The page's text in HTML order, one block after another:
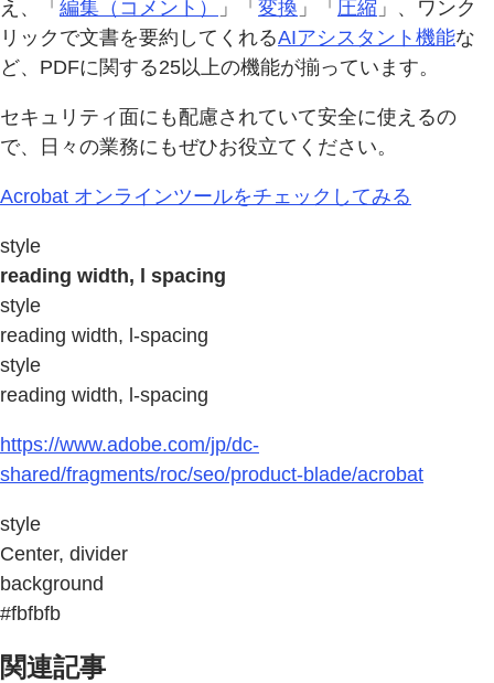
え、「 編集（コメント） 」「 変換 」「 圧縮 」、ワンク
リックで文書を要約してくれるAIアシスタント機能な
ど、PDFに関する25以上の機能が揃っています。
セキュリティ面にも配慮されていて安全に使えるの
で、日々の業務にもぜひお役立てください。
Acrobat オンラインツールをチェックしてみる
style
reading width, l spacing
style
reading width, l-spacing
style
reading width, l-spacing
https://www.adobe.com/jp/dc-
shared/fragments/roc/seo/product-blade/acrobat
style
Center, divider
background
#fbfbfb
関連記事